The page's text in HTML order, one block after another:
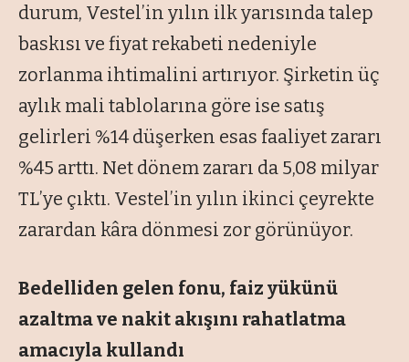
durum, Vestel’in yılın ilk yarısında talep
baskısı ve fiyat rekabeti nedeniyle
zorlanma ihtimalini artırıyor. Şirketin üç
aylık mali tablolarına göre ise satış
gelirleri %14 düşerken esas faaliyet zararı
%45 arttı. Net dönem zararı da 5,08 milyar
TL’ye çıktı. Vestel’in yılın ikinci çeyrekte
zarardan kâra dönmesi zor görünüyor.
Bedelliden gelen fonu, faiz yükünü
azaltma ve nakit akışını rahatlatma
amacıyla kullandı